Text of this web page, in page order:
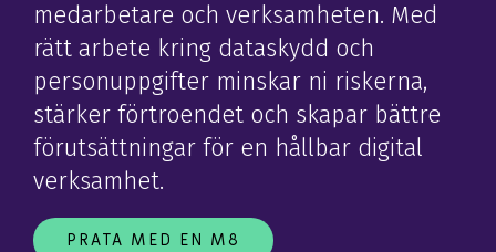
medarbetare och verksamheten. Med
rätt arbete kring dataskydd och
personuppgifter minskar ni riskerna,
stärker förtroendet och skapar bättre
förutsättningar för en hållbar digital
verksamhet.
PRATA MED EN M8